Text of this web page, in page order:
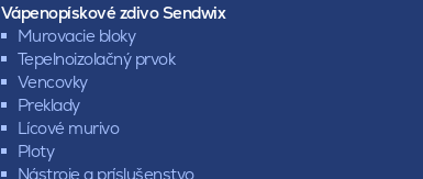
Vápenopískové zdivo Sendwix
Murovacie bloky
Tepelnoizolačný prvok
Vencovky
Preklady
Lícové murivo
Ploty
Nástroje a príslušenstvo